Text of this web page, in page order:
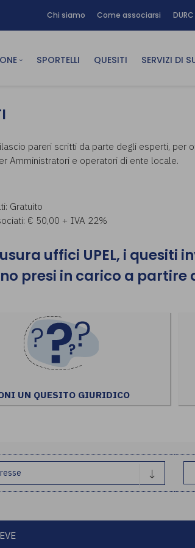
Chi siamo Come associarsi
(e-learning)
obbligatoria
in aula
formativo gratuito
SPORTELLI QUESITI SERVIZI DI
Area
Area
pareri scritti da parte degli esperti, per
Amministratori e operatori di ente locale.
Gratuito
€ 50,00 + IVA 22%
uffici UPEL, i quesiti
presi in carico a partire
UN QUESITO GIURIDICO